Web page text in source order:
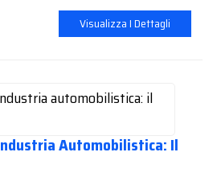
Visualizza I Dettagli
Automobilistica: Il